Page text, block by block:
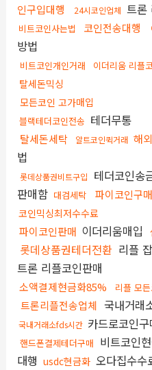
인구입대행
24시코인업체 트론
비트코인사는법 코인전송대행
방법
비트코인개인거래 이더리움 리플
탈세돈믹싱
모든코인 고가매입
블랙테더코인전송 테더무통
탈세돈세탁 알트코인퀵거래 해
법
롯데상품권비트구입 테더코인송
판매함 대검세탁 파이코인구
코인믹싱최저수수료
파이코인판매 이더리움매입
롯데상품권테더전환 리플
트론 리플코인판매
소액결제현금화85% 리플 모
트론리플전송업체 국내거래
국내거래소fds시간 카드로코인
핸드폰결제테더구매 비트코인
대행 usdc현금화 오다집수수